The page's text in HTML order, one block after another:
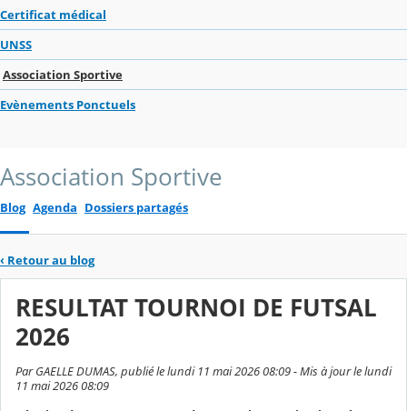
Certificat médical
UNSS
Association Sportive
Evènements Ponctuels
Association Sportive
Blog Agenda Dossiers partagés
‹ Retour au blog
RESULTAT TOURNOI DE FUTSAL
2026
Par GAELLE DUMAS, publié le lundi 11 mai 2026 08:09 - Mis à jour le lundi
11 mai 2026 08:09